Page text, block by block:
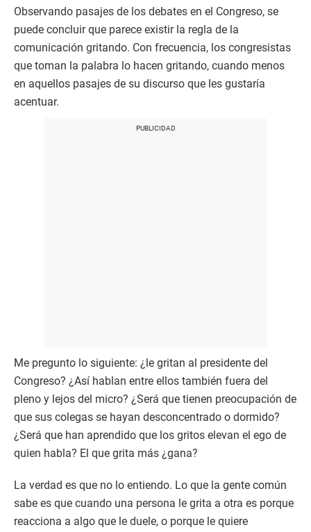
Observando pasajes de los debates en el Congreso, se
puede concluir que parece existir la regla de la
comunicación gritando. Con frecuencia, los congresistas
que toman la palabra lo hacen gritando, cuando menos
en aquellos pasajes de su discurso que les gustaría
acentuar.
Me pregunto lo siguiente: ¿le gritan al presidente del
Congreso? ¿Así hablan entre ellos también fuera del
pleno y lejos del micro? ¿Será que tienen preocupación de
que sus colegas se hayan desconcentrado o dormido?
¿Será que han aprendido que los gritos elevan el ego de
quien habla? El que grita más ¿gana?
La verdad es que no lo entiendo. Lo que la gente común
sabe es que cuando una persona le grita a otra es porque
reacciona a algo que le duele, o porque le quiere